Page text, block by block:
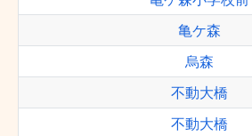
亀ケ森
烏森
不動大橋
不動大橋